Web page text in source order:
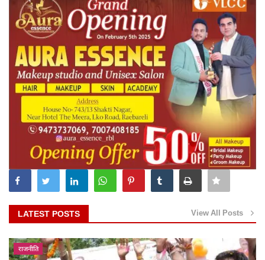
LATEST POSTS View All Posts
राजनीति